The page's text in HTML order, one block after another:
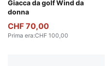
Giacca da golf Wind da
donna
Pink Opal
CHF 70,00
Prima era:CHF 100,00